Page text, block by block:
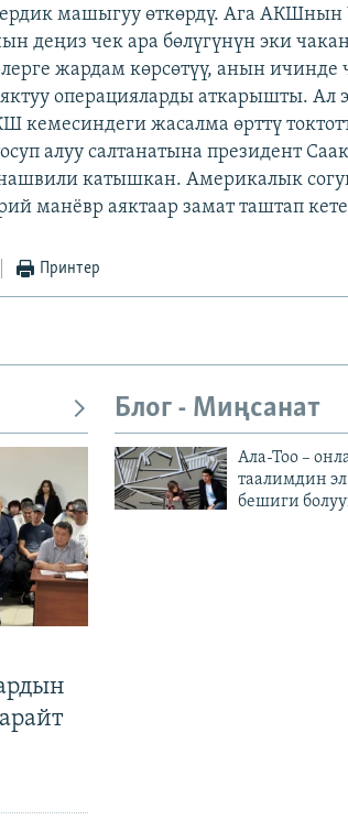
машыгуу өткөрдү. Ага АКШнын
деңиз чек ара бөлүгүнүн эки
жардам көрсөтүү, анын ичинде
операцияларды аткарышты. Ал
кемесиндеги жасалма өрттү
алуу салтанатына президент
катышкан. Америкалык
манёвр аяктаар замат таштап
Принтер
Блог - Миңсанат
Ала-Тоо –
таалимдин
бешиги